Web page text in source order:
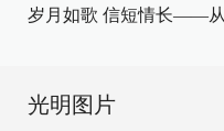
岁月如歌 信短情长——
光明图片